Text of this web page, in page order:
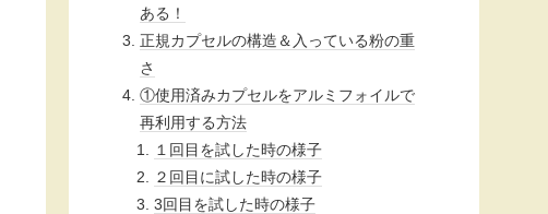
ある！
正規カプセルの構造＆入っている粉の重
さ
①使用済みカプセルをアルミフォイルで
再利用する方法
１回目を試した時の様子
２回目に試した時の様子
3回目を試した時の様子